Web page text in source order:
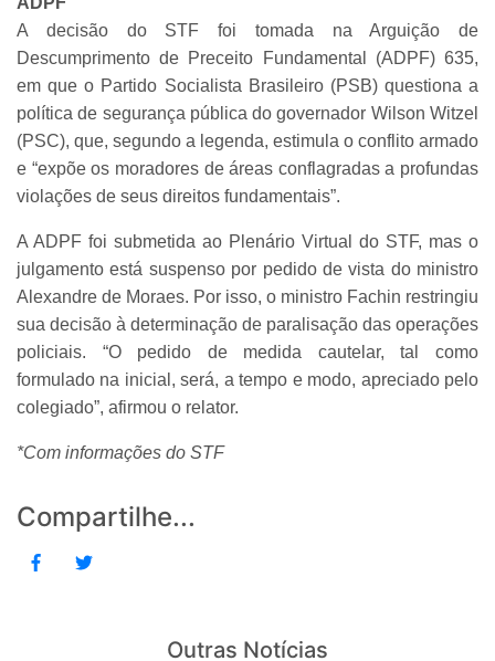
A decisão do STF foi tomada na Arguição de
Descumprimento de Preceito Fundamental (ADPF) 635,
em que o Partido Socialista Brasileiro (PSB) questiona a
política de segurança pública do governador Wilson Witzel
(PSC), que, segundo a legenda, estimula o conflito armado
e “expõe os moradores de áreas conflagradas a profundas
violações de seus direitos fundamentais”.
A ADPF foi submetida ao Plenário Virtual do STF, mas o
julgamento está suspenso por pedido de vista do ministro
Alexandre de Moraes. Por isso, o ministro Fachin restringiu
sua decisão à determinação de paralisação das operações
policiais. “O pedido de medida cautelar, tal como
formulado na inicial, será, a tempo e modo, apreciado pelo
colegiado”, afirmou o relator.
*Com informações do STF
Compartilhe...
Outras Notícias